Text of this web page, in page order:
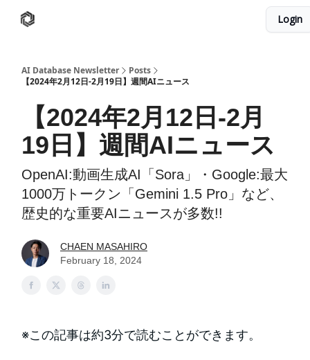
Login
AI Database Newsletter
Posts
【2024年2月12日-2月19日】週間AIニュース
【2024年2月12日-2月
19日】週間AIニュース
OpenAI:動画生成AI「Sora」・Google:最大
1000万トークン「Gemini 1.5 Pro」など、
歴史的な重要AIニュースが多数!!
CHAEN MASAHIRO
February 18, 2024
※この記事は約3分で読むことができます。